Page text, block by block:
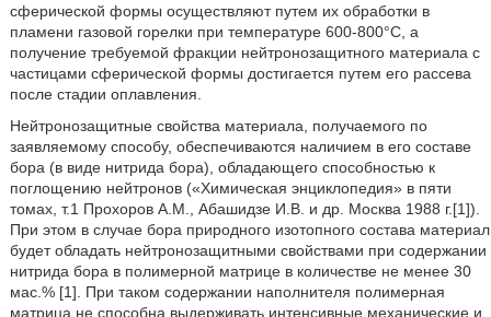
сферической формы осуществляют путем их обработки в
пламени газовой горелки при температуре 600-800°С, а
получение требуемой фракции нейтронозащитного материала с
частицами сферической формы достигается путем его рассева
после стадии оплавления.
Нейтронозащитные свойства материала, получаемого по
заявляемому способу, обеспечиваются наличием в его составе
бора (в виде нитрида бора), обладающего способностью к
поглощению нейтронов («Химическая энциклопедия» в пяти
томах, т.1 Прохоров А.М., Абашидзе И.В. и др. Москва 1988 г.[1]).
При этом в случае бора природного изотопного состава материал
будет обладать нейтронозащитными свойствами при содержании
нитрида бора в полимерной матрице в количестве не менее 30
мас.% [1]. При таком содержании наполнителя полимерная
матрица не способна выдерживать интенсивные механические и